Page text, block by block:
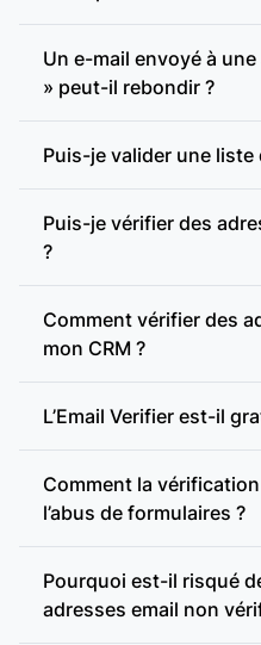
Adresse incohérente :
Adresse jetable :
Adresse webmail :
Présence d’un serveur
Vérification SMTP :
Un e-mail envoyé à
» peut-il rebondir ?
Puis-je valider une liste
Puis-je vérifier des
?
Comment vérifier des
mon CRM ?
L’Email Verifier est-il
Comment la
l’abus de formulaires ?
Pourquoi est-il risqué
adresses email non